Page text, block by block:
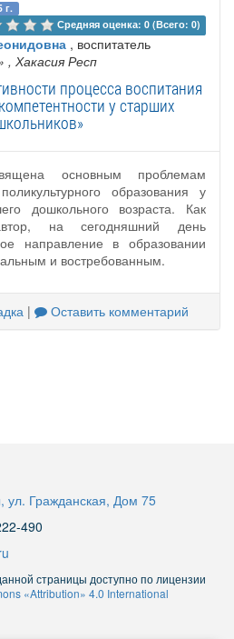
г.
Средняя оценка: 0 (Всего: 0)
, воспитатель
, Хакасия Респ
процесса воспитания
у старших
основным проблемам
образования у
дошкольного возраста. Как
на сегодняшний день
направление в образовании
и востребованным.
| Оставить комментарий
ул. Гражданская, Дом 75
490
страницы доступно по лицензии
«Attribution» 4.0 International